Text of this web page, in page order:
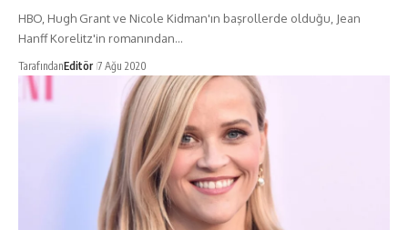
HBO, Hugh Grant ve Nicole Kidman'ın başrollerde olduğu, Jean
Hanff Korelitz'in romanından…
TarafındanEditör 7 Ağu 2020